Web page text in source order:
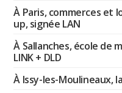
À Paris, commerces et
up, signée LAN
À Sallanches, école de
LINK + DLD
À Issy-les-Moulineaux,